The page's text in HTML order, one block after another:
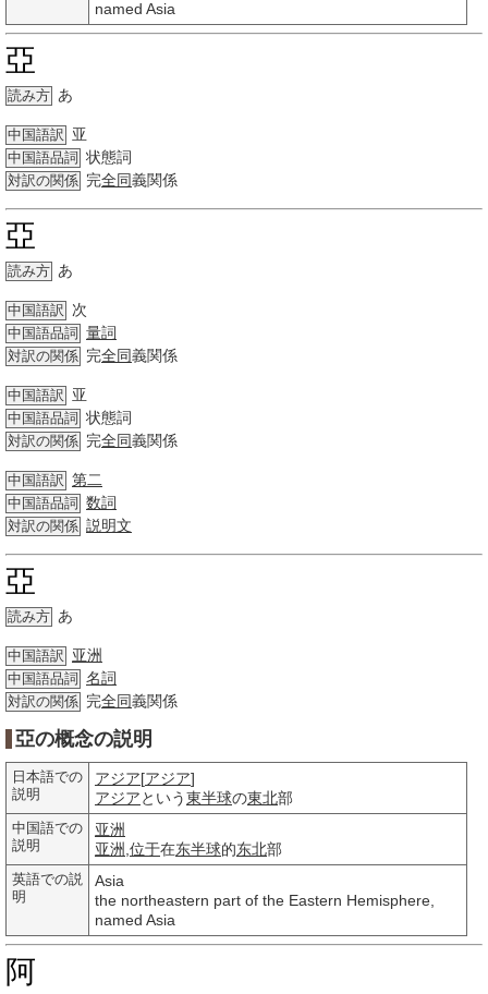
named Asia
亞
読み方 あ
中国語訳 亚
中国語品詞 状態詞
対訳の関係 完全同義関係
亞
読み方 あ
中国語訳 次
中国語品詞 量詞
対訳の関係 完全同義関係
中国語訳 亚
中国語品詞 状態詞
対訳の関係 完全同義関係
中国語訳 第二
中国語品詞 数詞
対訳の関係 説明文
亞
読み方 あ
中国語訳 亚洲
中国語品詞 名詞
対訳の関係 完全同義関係
亞の概念の説明
日本語での
説明
アジア[アジア]
アジアという東半球の東北部
中国語での
説明
亚洲
亚洲 位于在东半球的东北部
英語での説
明
Asia
the northeastern part of the Eastern Hemisphere,
named Asia
阿